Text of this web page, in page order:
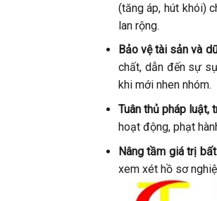
(tăng áp, hút khói)
lan rộng.
Bảo vệ tài sản và
chất, dẫn đến sự
khi mới nhen nhóm.
Tuân thủ pháp luật,
hoạt động, phạt
Nâng tầm giá trị
xem xét hồ sơ